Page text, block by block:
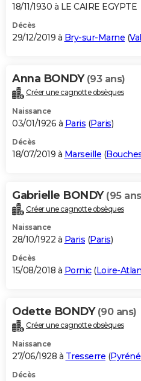
18/11/1930 à LE CAIRE EGYPTE
Décès
29/12/2019 à Bry-sur-Marne (
Anna BONDY (93 ans)
Créer une cagnotte obsèques
Naissance
03/01/1926 à Paris (Paris)
Décès
18/07/2019 à Marseille (
Gabrielle BONDY (95
Créer une cagnotte obsèques
Naissance
28/10/1922 à Paris (Paris)
Décès
15/08/2018 à Pornic(Loire-
Odette BONDY (90 ans)
Créer une cagnotte obsèques
Naissance
27/06/1928 à Tresserre (
Décès